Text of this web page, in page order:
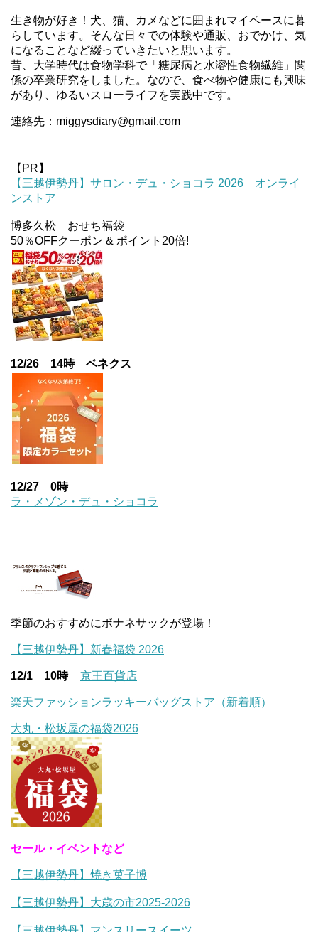
生き物が好き！犬、猫、カメなどに囲まれマイペースに暮
らしています。そんな日々での体験や通販、おでかけ、気
になることなど綴っていきたいと思います。
昔、大学時代は食物学科で「糖尿病と水溶性食物繊維」関
係の卒業研究をしました。なので、食べ物や健康にも興味
があり、ゆるいスローライフを実践中です。
連絡先：miggysdiary@gmail.com
【PR】
【三越伊勢丹】サロン・デュ・ショコラ 2026 オンライ
ンストア
博多久松 おせち福袋
50％OFFクーポン & ポイント20倍!
12/26 14時 ベネクス
12/27 0時
ラ・メゾン・デュ・ショコラ
季節のおすすめにボナネサックが登場！
【三越伊勢丹】新春福袋 2026
12/1 10時 京王百貨店
楽天ファッションラッキーバッグストア（新着順）
大丸・松坂屋の福袋2026
セール・イベントなど
【三越伊勢丹】焼き菓子博
【三越伊勢丹】大歳の市2025-2026